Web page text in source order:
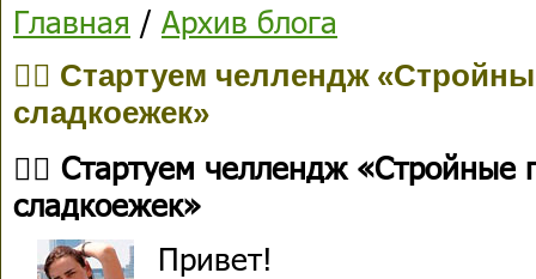
Главная / Архив блога
👉🏻 Стартуем челлендж
сладкоежек»
👉🏻 Стартуем челлендж
сладкоежек»
Привет!